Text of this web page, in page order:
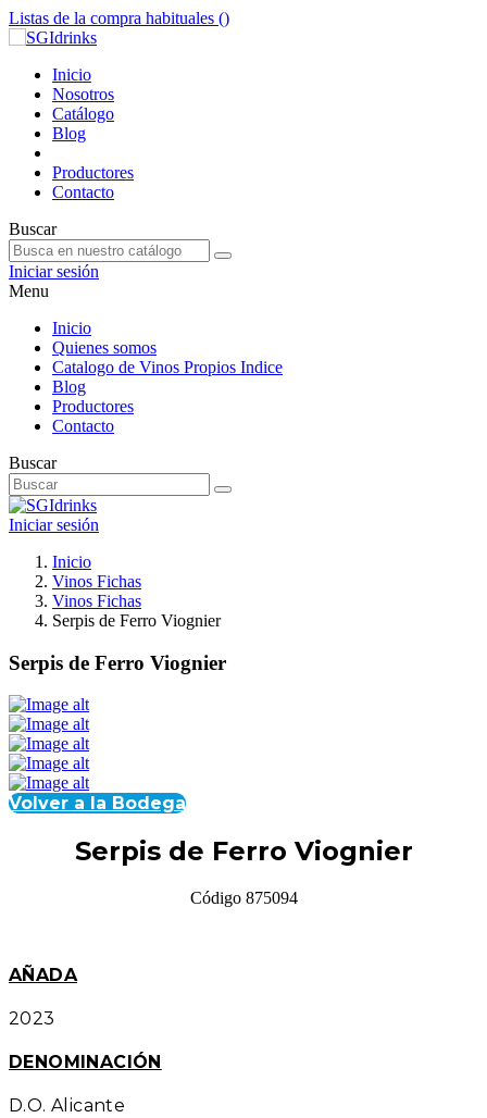
Listas de la compra habituales ()
Inicio
Nosotros
Catálogo
Blog
Productores
Contacto
Buscar
Iniciar sesión
Menu
Inicio
Quienes somos
Catalogo de Vinos Propios Indice
Blog
Productores
Contacto
Buscar
Iniciar sesión
Inicio
Vinos Fichas
Vinos Fichas
Serpis de Ferro Viognier
Serpis de Ferro Viognier
Volver a la Bodega
Serpis de Ferro Viognier
Código 875094
AÑADA
2023
DENOMINACIÓN
D.O. Alicante